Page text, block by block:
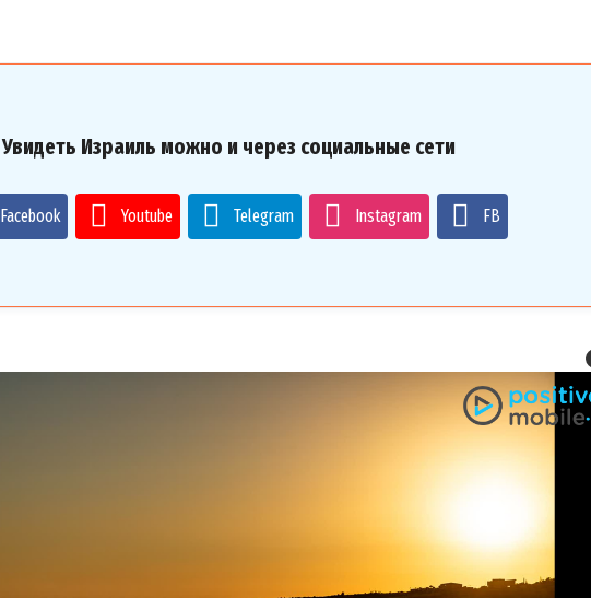
Увидеть Израиль можно и через социальные сети
Facebook Youtube Telegram Instagram FB